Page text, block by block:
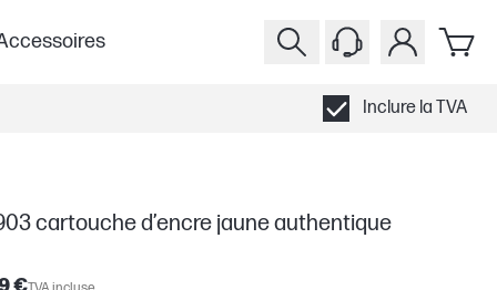
Inclure la TVA
cartouche d’encre jaune authentique